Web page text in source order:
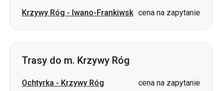
Krzywy Róg - Iwano-Frankiwsk cena na zapytanie
Trasy do m. Krzywy Róg
Ochtyrka - Krzywy Róg
cena na zapytanie